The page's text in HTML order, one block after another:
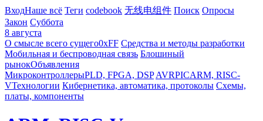
ВходНаше всё Теги codebook 无线电组件 Поиск Опросы
Закон Суббота
8 августа
О смысле всего сущего0xFF Средства и методы разработки
Мобильная и беспроводная связь Блошиный
рынокОбъявления
МикроконтроллерыPLD, FPGA, DSP AVRPICARM, RISC-
VТехнологии Кибернетика, автоматика, протоколы Схемы,
платы, компоненты